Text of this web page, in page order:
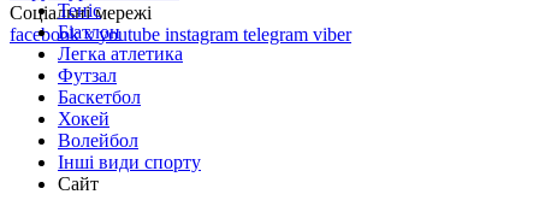
Соціальні мережі
facebookxyoutube instagram telegram viber
Теніс
Біатлон
Легка атлетика
Футзал
Баскетбол
Хокей
Волейбол
Інші види спорту
Сайт